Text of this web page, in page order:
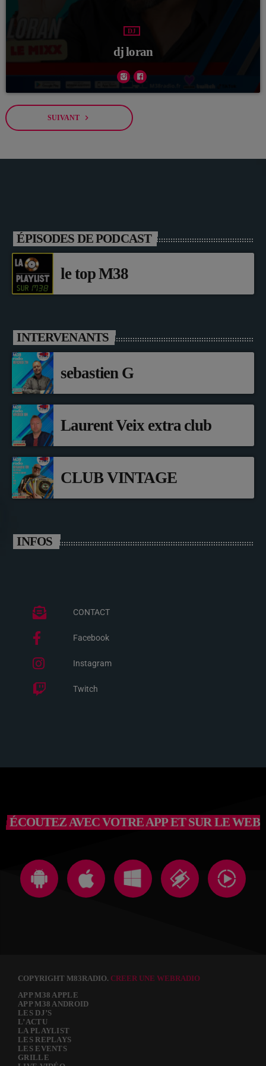
DJ
dj loran
SUIVANT navigate_next
ÉPISODES DE PODCAST
le top M38
INTERVENANTS
sebastien G
Laurent Veix extra club
CLUB VINTAGE
INFOS
CONTACT
Facebook
Instagram
Twitch
ÉCOUTEZ AVEC VOTRE APP ET SUR LE WEB
COPYRIGHT M83RADIO. CREER UNE WEBRADIO
APP M38 APPLE
APP M38 ANDROID
LES DJ’S
L’ACTU
LA PLAYLIST
LES REPLAYS
LES EVENTS
GRILLE